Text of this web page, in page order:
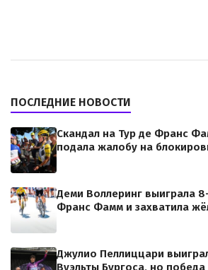
ПОСЛЕДНИЕ НОВОСТИ
Скандал на Тур де Франс
подала жалобу на
Деми Воллеринг выиграла
Франс Фамм и захватила
Джулио Пеллиццари
Вуэльты Бургоса, но победа